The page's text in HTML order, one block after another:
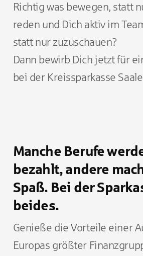
Richtig was bewegen, statt
reden und Dich aktiv im
statt nur zuzuschauen?
Dann bewirb Dich jetzt für
bei der Kreissparkasse
Manche Berufe
bezahlt, andere
Spaß. Bei der
beides.
Genieße die Vorteile einer
Europas größter